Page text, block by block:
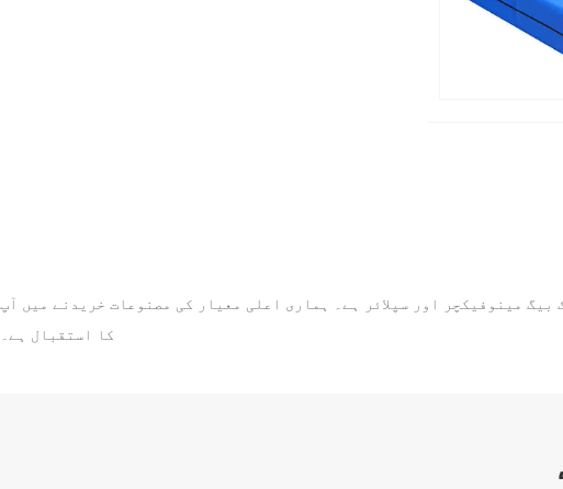
مینوفیکچر اور سپلائر ہے۔ ہماری اعلی معیار کی مصنوعات خریدنے میں آپ
کا استقبال ہے۔